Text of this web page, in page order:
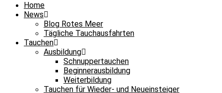
Home
News
Blog Rotes Meer
Tägliche Tauchausfahrten
Tauchen
Ausbildung
Schnuppertauchen
Beginnerausbildung
Weiterbildung
Tauchen für Wieder- und Neueinsteiger